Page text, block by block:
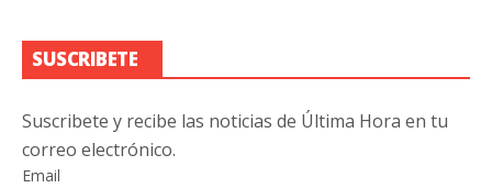
SUSCRIBETE
Suscribete y recibe las noticias de Última Hora en tu
correo electrónico.
Email